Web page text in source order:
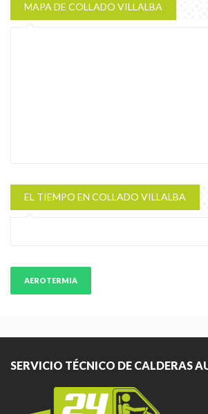
MAPA DE COLLADO VILLALBA
EL TIEMPO EN COLLADO VILLALBA
AEROTERMIA
SERVICIO TÉCNICO DE CALDERAS